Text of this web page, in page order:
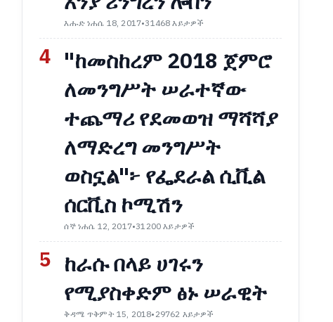
እሑድ ነሐሴ 18, 2017•31468 እይታዎች
4 "ከመስከረም 2018 ጀምሮ
ለመንግሥት ሠራተኛው
ተጨማሪ የደመወዝ ማሻሻያ
ለማድረግ መንግሥት
ወስኗል"፦ የፌደራል ሲቪል
ሰርቪስ ኮሚሽን
ሰኞ ነሐሴ 12, 2017•31200 እይታዎች
5 ከራሱ በላይ ሀገሩን
የሚያስቀድም ፅኑ ሠራዊት
ቅዳሜ ጥቅምት 15, 2018•29762 እይታዎች